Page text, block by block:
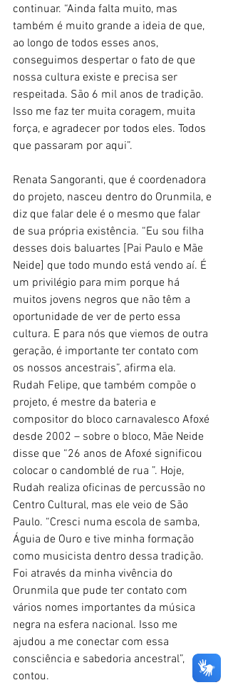
continuar. “Ainda falta muito, mas
também é muito grande a ideia de que,
ao longo de todos esses anos,
conseguimos despertar o fato de que
nossa cultura existe e precisa ser
respeitada. São 6 mil anos de tradição.
Isso me faz ter muita coragem, muita
força, e agradecer por todos eles. Todos
que passaram por aqui”.
Renata Sangoranti, que é coordenadora
do projeto, nasceu dentro do Orunmila, e
diz que falar dele é o mesmo que falar
de sua própria existência. “Eu sou filha
desses dois baluartes [Pai Paulo e Mãe
Neide] que todo mundo está vendo aí. É
um privilégio para mim porque há
muitos jovens negros que não têm a
oportunidade de ver de perto essa
cultura. E para nós que viemos de outra
geração, é importante ter contato com
os nossos ancestrais”, afirma ela.
Rudah Felipe, que também compõe o
projeto, é mestre da bateria e
compositor do bloco carnavalesco Afoxé
desde 2002 – sobre o bloco, Mãe Neide
disse que “26 anos de Afoxé significou
colocar o candomblé de rua ”. Hoje,
Rudah realiza oficinas de percussão no
Centro Cultural, mas ele veio de São
Paulo. “Cresci numa escola de samba,
Águia de Ouro e tive minha formação
como musicista dentro dessa tradição.
Foi através da minha vivência do
Orunmila que pude ter contato com
vários nomes importantes da música
negra na esfera nacional. Isso me
ajudou a me conectar com essa
consciência e sabedoria ancestral”,
contou.